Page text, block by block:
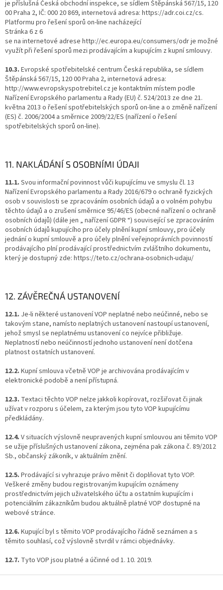
je příslušná Česká obchodní inspekce, se sídlem Štěpánská 567/15, 120
00 Praha 2, IČ: 000 20 869, internetová adresa: https://adr.coi.cz/cs.
Platformu pro řešení sporů on-line nacházející
Stránka 6 z 6
se na internetové adrese http://ec.europa.eu/consumers/odr je možné
využít při řešení sporů mezi prodávajícím a kupujícím z kupní smlouvy.
10.3. Evropské spotřebitelské centrum Česká republika, se sídlem
Štěpánská 567/15, 120 00 Praha 2, internetová adresa:
http://www.evropskyspotrebitel.cz je kontaktním místem podle
Nařízení Evropského parlamentu a Rady (EU) č. 524/2013 ze dne 21.
května 2013 o řešení spotřebitelských sporů on-line a o změně nařízení
(ES) č. 2006/2004 a směrnice 2009/22/ES (nařízení o řešení
spotřebitelských sporů on-line).
11. NAKLÁDÁNÍ S OSOBNÍMI ÚDAJI
11.1. Svou informační povinnost vůči kupujícímu ve smyslu čl. 13
Nařízení Evropského parlamentu a Rady 2016/679 o ochraně fyzických
osob v souvislosti se zpracováním osobních údajů a o volném pohybu
těchto údajů a o zrušení směrnice 95/46/ES (obecné nařízení o ochraně
osobních údajů) (dále jen „ nařízení GDPR “) související se zpracováním
osobních údajů kupujícího pro účely plnění kupní smlouvy, pro účely
jednání o kupní smlouvě a pro účely plnění veřejnoprávních povinností
prodávajícího plní prodávající prostřednictvím zvláštního dokumentu,
který je dostupný zde: https://teto.cz/ochrana-osobnich-udaju/
12. ZÁVĚREČNÁ USTANOVENÍ
12.1. Je-li některé ustanovení VOP neplatné nebo neúčinné, nebo se
takovým stane, namísto neplatných ustanovení nastoupí ustanovení,
jehož smysl se neplatnému ustanovení co nejvíce přibližuje.
Neplatností nebo neúčinností jednoho ustanovení není dotčena
platnost ostatních ustanovení.
12.2. Kupní smlouva včetně VOP je archivována prodávajícím v
elektronické podobě a není přístupná.
12.3. Textaci těchto VOP nelze jakkoli kopírovat, rozšiřovat či jinak
užívat v rozporu s účelem, za kterým jsou tyto VOP kupujícímu
předkládány.
12.4. V situacích výslovně neupravených kupní smlouvou ani těmito VOP
se užije příslušných ustanovení zákona, zejména pak zákona č. 89/2012
Sb., občanský zákoník, v aktuálním znění.
12.5. Prodávající si vyhrazuje právo měnit či doplňovat tyto VOP.
Veškeré změny budou registrovaným kupujícím oznámeny
prostřednictvím jejich uživatelského účtu a ostatním kupujícím i
potenciálním zákazníkům budou aktuálně platné VOP dostupné na
webové stránce.
12.6. Kupující byl s těmito VOP prodávajícího řádně seznámen a s
těmito souhlasí, což výslovně stvrdil v rámci objednávky.
12.7. Tyto VOP jsou platné a účinné od 1. 10. 2019.